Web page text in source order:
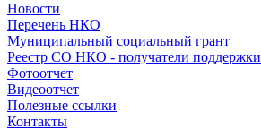
Новости
Перечень НКО
Муниципальный социальный грант
Реестр СО НКО - получатели поддержки
Фотоотчет
Видеоотчет
Полезные ссылки
Контакты